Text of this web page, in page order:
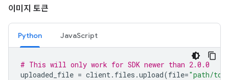
이미지 토큰
Python JavaScript
# This will only work for SDK newer than 2.0.0
uploaded_file = client. files .upload(file="path/to/